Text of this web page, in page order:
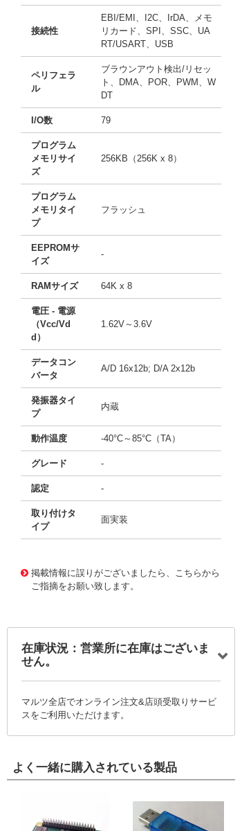
接続性
EBI/EMI、I2C、IrDA、メモ
リカード、SPI、SSC、UA
RT/USART、USB
ペリフェラ
ル
ブラウンアウト検出/リセッ
ト、DMA、POR、PWM、W
DT
I/O数 79
プログラム
メモリサイ
ズ
256KB（256K x 8）
プログラム
メモリタイ
プ
フラッシュ
EEPROMサ
イズ
-
RAMサイズ 64K x 8
電圧 - 電源
（Vcc/Vd
d）
1.62V～3.6V
データコン
バータ
A/D 16x12b; D/A 2x12b
発振器タイ
プ
内蔵
動作温度 -40°C～85°C（TA）
グレード -
認定 -
取り付けタ
イプ
面実装
掲載情報に誤りがございましたら、こちらから
ご指摘をお願い致します。
在庫状況：営業所に在庫はございま
せん。
マルツ全店でオンライン注文&店頭受取りサービ
スをご利用いただけます。
よく一緒に購入されている製品